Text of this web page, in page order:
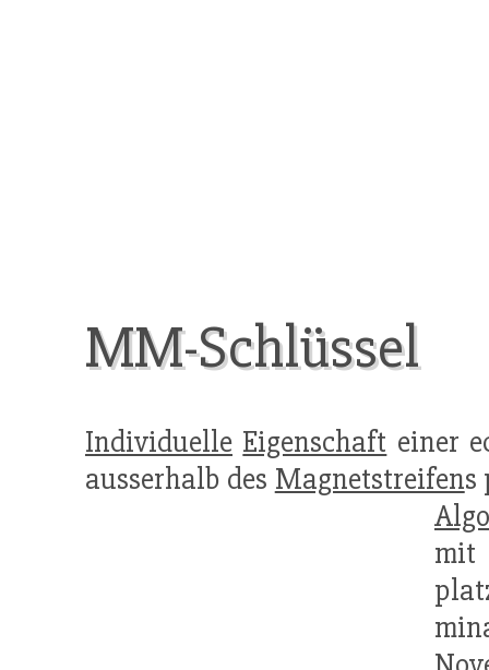
MM-Schlüssel
Individuelle Eigenschaft einer
ausserhalb des Magnetstreifens
mit